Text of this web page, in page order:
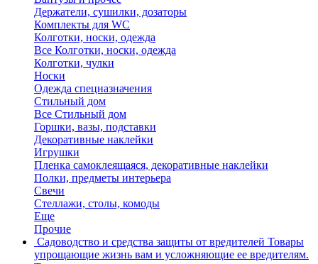
Держатели, сушилки, дозаторы
Комплекты для WC
Колготки, носки, одежда
Все Колготки, носки, одежда
Колготки, чулки
Носки
Одежда спецназначения
Стильный дом
Все Стильный дом
Горшки, вазы, подставки
Декоративные наклейки
Игрушки
Пленка самоклеящаяся, декоративные наклейки
Полки, предметы интерьера
Свечи
Стеллажи, столы, комоды
Еще
Прочие
Садоводство и средства защиты от вредителей Товары
упрощающие жизнь вам и усложняющие ее вредителям.